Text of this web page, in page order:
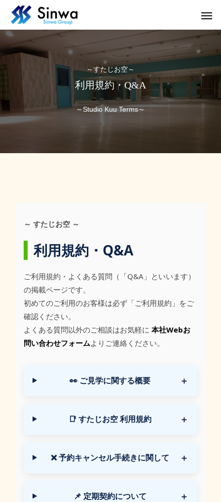
～すたじお空～
利用規約・Q&A
～Studio Kuu Terms～
～ すたじお空 ～
利用規約・Q&A
ご利用規約・よくある質問（「Q&A」といいます）
の掲載ページです。
初めてのご利用のお客様は必ず「ご利用規約」をご
確認ください。
よくある質問以外のご相談はお気軽に 本社Webお
問い合わせフォームよりご連絡ください。
👀 ご見学に関する概要
📑 すたじお空 利用規約
❌ 予約キャンセル手続きに関して
📌 定期契約について